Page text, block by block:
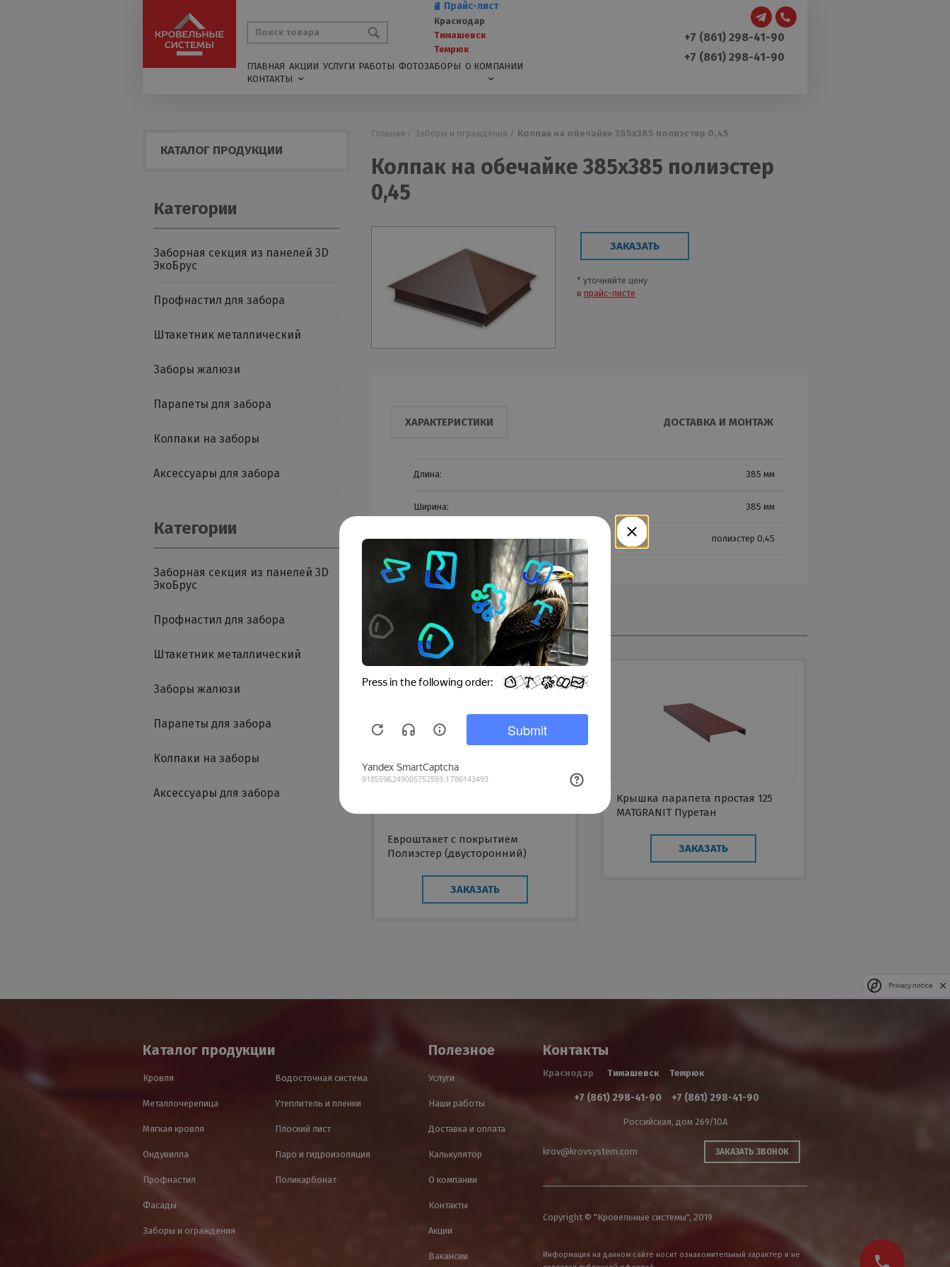
Прайс-лист
Краснодар
Тимашевск
Темрюк
ГЛАВНАЯ АКЦИИ УСЛУГИ РАБОТЫ ФОТОЗАБОРЫ О КОМПАНИИ
КОНТАКТЫ
+7 (861) 298-41-90
+7 (861) 298-41-90
КАТАЛОГ ПРОДУКЦИИ
Категории
Заборная секция из панелей 3D
ЭкоБрус
Профнастил для забора
Штакетник металлический
Заборы жалюзи
Парапеты для забора
Колпаки на заборы
Аксессуары для забора
Категории
Заборная секция из панелей 3D
ЭкоБрус
Профнастил для забора
Штакетник металлический
Заборы жалюзи
Парапеты для забора
Колпаки на заборы
Аксессуары для забора
Главная / Заборы и ограждения / Колпак на обечайке 385х385 полиэстер 0,45
Колпак на обечайке 385х385 полиэстер
0,45
ЗАКАЗАТЬ
* уточняйте цену
впрайс-листе
ХАРАКТЕРИСТИКИ ДОСТАВКА И МОНТАЖ
Длина: 385 мм
Ширина: 385 мм
Тип покрытия полиэстер 0,45
Смотрите также
Евроштакет с покрытием
Полиэстер (двусторонний)
ЗАКАЗАТЬ
Крышка парапета простая 125
MATGRANIT Пуретан
ЗАКАЗАТЬ
Каталог продукции
Кровля
Металлочерепица
Мягкая кровля
Ондувилла
Профнастил
Фасады
Заборы и ограждения
Водосточная система
Утеплитель и пленки
Плоский лист
Паро и гидроизоляция
Поликарбонат
Полезное
Услуги
Наши работы
Доставка и оплата
Калькулятор
О компании
Контакты
Акции
Вакансии
Контакты
Краснодар Тимашевск Темрюк
+7 (861) 298-41-90 +7 (861) 298-41-90
Российская, дом 269/10А
krov@krovsystem.com ЗАКАЗАТЬ ЗВОНОК
Copyright © "Кровельные системы", 2019
Информация на данном сайте носит ознакомительный характер и не
Privacy notice